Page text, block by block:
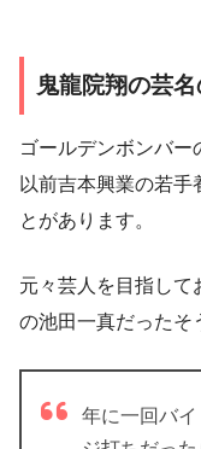
鬼龍院翔の芸
ゴールデンボンバー
以前吉本興業の若
とがあります。
元々芸人を目指して
の池田一真だったそ
年に一回バ